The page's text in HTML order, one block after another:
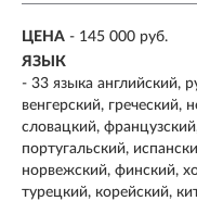
ЦЕНА - 145 000 руб.
ЯЗЫК
- 33 языка английский,
венгерский, греческий,
словацкий,
португальский,
норвежский, финский,
турецкий, корейский,